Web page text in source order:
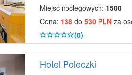
Miejsc noclegowych: 1500
Cena: 138do 530 PLNza
(0)
Hotel Poleczki